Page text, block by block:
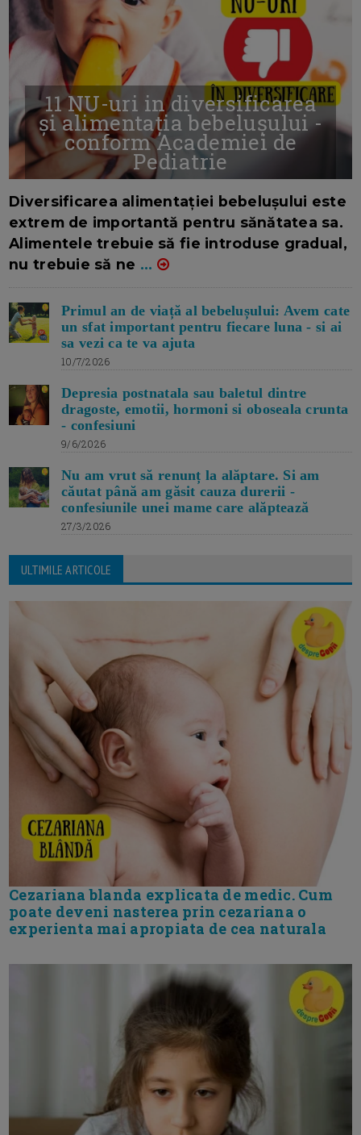
11 NU-uri in diversificarea
și alimentația bebelușului -
conform Academiei de
Pediatrie
Diversificarea alimentației bebelușului este
extrem de importantă pentru sănătatea sa.
Alimentele trebuie să fie introduse gradual,
nu trebuie să ne ...
Primul an de viață al bebelușului: Avem cate
un sfat important pentru fiecare luna - si ai
sa vezi ca te va ajuta
10/7/2026
Depresia postnatala sau baletul dintre
dragoste, emotii, hormoni si oboseala crunta
- confesiuni
9/6/2026
Nu am vrut să renunț la alăptare. Si am
căutat până am găsit cauza durerii -
confesiunile unei mame care alăptează
27/3/2026
ULTIMILE ARTICOLE
Cezariana blanda explicata de medic. Cum
poate deveni nasterea prin cezariana o
experienta mai apropiata de cea naturala